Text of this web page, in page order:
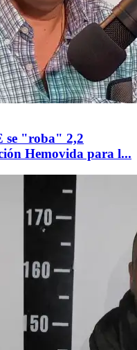
se "roba" 2,2
Hemovida para l...